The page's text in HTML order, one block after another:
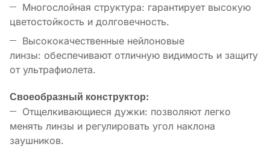
Многослойная структура: гарантирует высокую
цветостойкость и долговечность.
Высококачественные нейлоновые
линзы: обеспечивают отличную видимость и защиту
от ультрафиолета.
Своеобразный конструктор:
Отщелкивающиеся дужки: позволяют легко
менять линзы и регулировать угол наклона
заушников.